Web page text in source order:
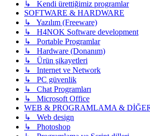
↳ Kendi ürettiğimiz programlar
SOFTWARE & HARDWARE
↳ Yazılım (Freeware)
↳ H4NOK Software development
↳ Portable Programlar
↳ Hardware (Donanım)
↳ Ürün şikayetleri
↳ Internet ve Network
↳ PC güvenlik
↳ Chat Programları
↳ Microsoft Office
WEB & PROGRAMLAMA &
↳ Web design
↳ Photoshop